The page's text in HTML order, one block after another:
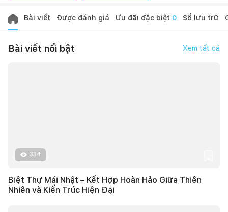
Bài viết Được đánh giá Ưu đãi đặc biệt 0 Sổ lưu trữ
Bài viết nổi bật Xem tất cả
334
Biệt Thự Mái Nhật – Kết Hợp Hoàn Hảo Giữa Thiên
Nhiên và Kiến Trúc Hiện Đại